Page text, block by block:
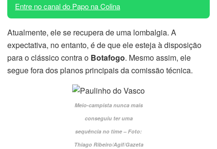
Entre no canal do Papo na Colina
Atualmente, ele se recupera de uma lombalgia. A
expectativa, no entanto, é de que ele esteja à disposição
para o clássico contra o Botafogo. Mesmo assim, ele
segue fora dos planos principais da comissão técnica.
Meio-campista nunca mais
conseguiu ter uma
sequência no time – Foto:
Thiago Ribeiro/Agif/Gazeta